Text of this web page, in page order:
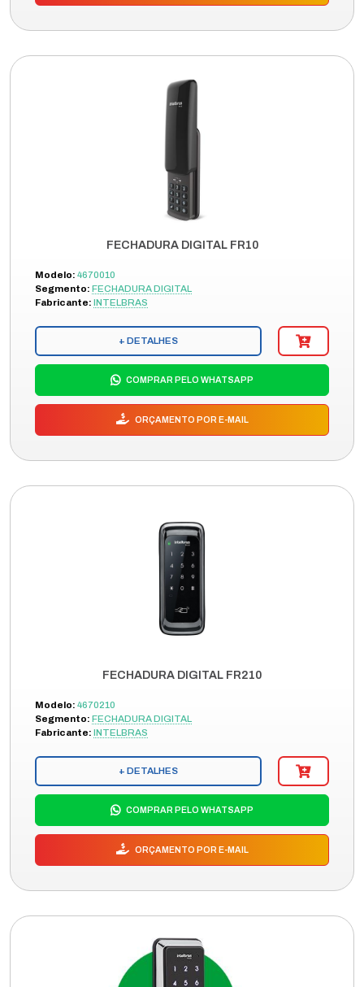
FECHADURA DIGITAL FR10
Modelo: 4670010
Segmento: FECHADURA DIGITAL
Fabricante: INTELBRAS
+ DETALHES
COMPRAR PELO WHATSAPP
ORÇAMENTO POR E-MAIL
FECHADURA DIGITAL FR210
Modelo: 4670210
Segmento: FECHADURA DIGITAL
Fabricante: INTELBRAS
+ DETALHES
COMPRAR PELO WHATSAPP
ORÇAMENTO POR E-MAIL